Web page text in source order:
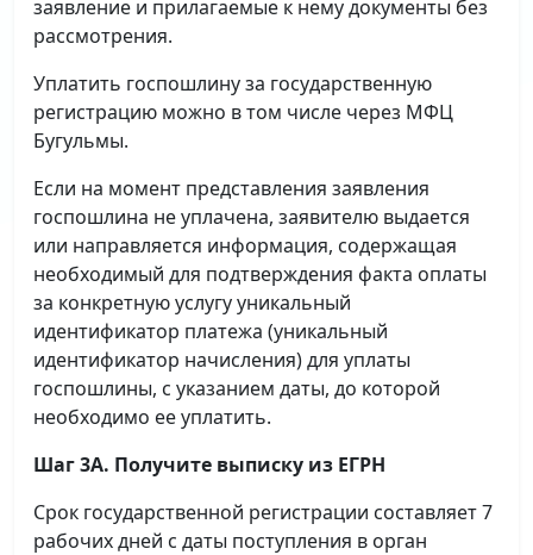
заявление и прилагаемые к нему документы без
рассмотрения.
Уплатить госпошлину за государственную
регистрацию можно в том числе через МФЦ
Бугульмы.
Если на момент представления заявления
госпошлина не уплачена, заявителю выдается
или направляется информация, содержащая
необходимый для подтверждения факта оплаты
за конкретную услугу уникальный
идентификатор платежа (уникальный
идентификатор начисления) для уплаты
госпошлины, с указанием даты, до которой
необходимо ее уплатить.
Шаг 3А. Получите выписку из ЕГРН
Срок государственной регистрации составляет 7
рабочих дней с даты поступления в орган